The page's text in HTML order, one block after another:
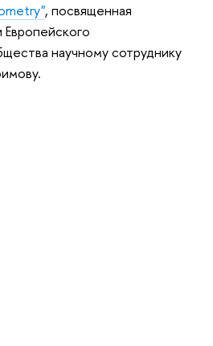
, посвященная
научному сотруднику